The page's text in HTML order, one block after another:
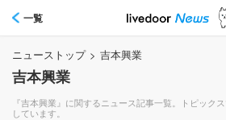
一覧
ニューストップ > 吉本興業
吉本興業
『吉本興業』に関するニュース記事一覧。トピック
しています。